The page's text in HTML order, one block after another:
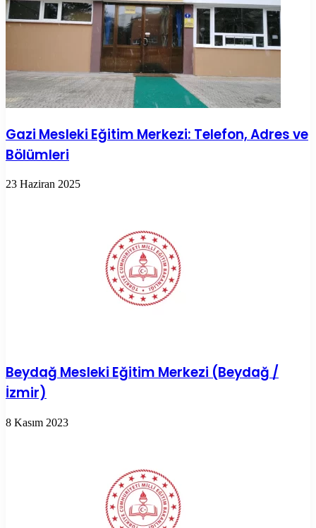
Gazi Mesleki Eğitim Merkezi: Telefon, Adres ve
Bölümleri
23 Haziran 2025
Beydağ Mesleki Eğitim Merkezi (Beydağ /
İzmir)
8 Kasım 2023